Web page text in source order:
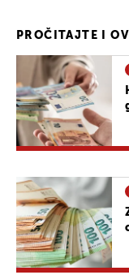
PROČITAJTE I